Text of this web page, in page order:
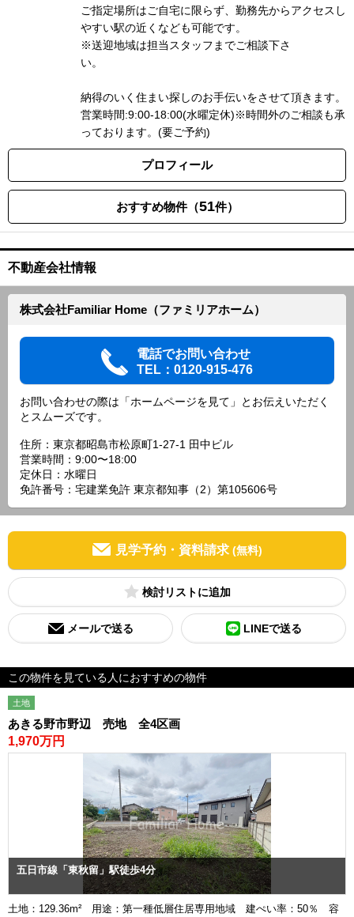
ご指定場所はご自宅に限らず、勤務先からアクセスし
やすい駅の近くなども可能です。
※送迎地域は担当スタッフまでご相談下さ
い
納得のいく住まい探しのお手伝いをさせて頂きます。
営業時間:9:00-18:00(水曜定休)※時間外のご相談も承
っております。(要ご予約)
プロフィール
おすすめ物件（51件）
不動産会社情報
株式会社Familiar Home（ファミリアホーム）
電話でお問い合わせ
TEL：0120-915-476
お問い合わせの際は「ホームページを見て」とお伝えいただく
とスムーズです。
住所：東京都昭島市松原町1-27-1 田中ビル
営業時間：9:00〜18:00
定休日：水曜日
免許番号：宅建業免許 東京都知事（2）第105606号
見学予約・資料請求 (無料)
検討リスト
メールで送る LINEで送る
この物件を見ている人におすすめの物件
土地
あきる野市野辺 売地 全4区画
1,970万円
五日市線「東秋留」駅徒歩4分
土地：129.36m² 用途：第一種低層住居専用地域 建ぺい率：50％ 容